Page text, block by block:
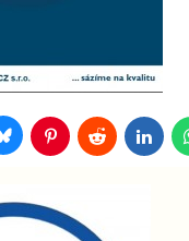
BlueskyPinterestReddit